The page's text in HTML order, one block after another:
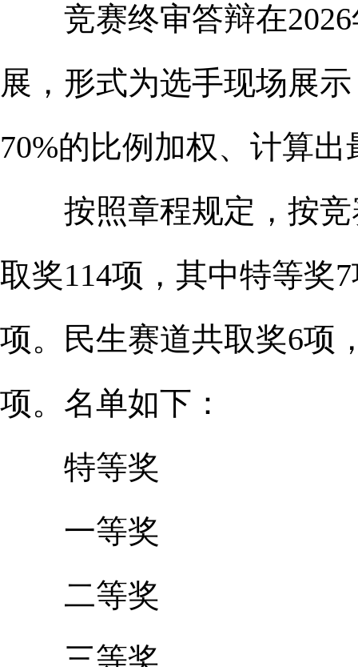
竞赛终审答辩在2026
展，形式为选手现场展
70%的比例加权、计算
按照章程规定，按竞
取奖114项，其中特等奖
项。民生赛道共取奖6项
项。名单如下：
特等奖
一等奖
二等奖
三等奖